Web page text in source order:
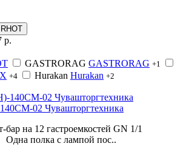
р.
GASTRORAG GASTRORAG +1
+4 Hurakan Hurakan +2
02 Чувашторгтехника
на 12 гастроемкостей GN 1/1
полка с лампой пос..